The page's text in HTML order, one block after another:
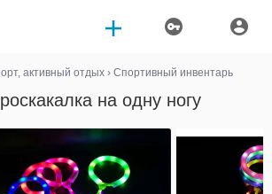
активный отдых › Спортивный инвентарь
на одну ногу